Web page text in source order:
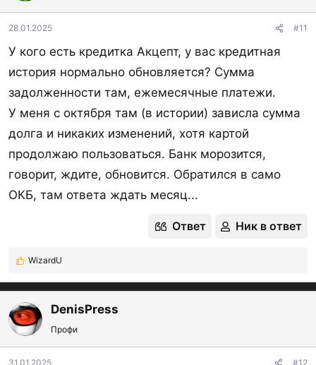
и
:
28.01.2025 #11
У кого есть кредитка Акцепт, у вас кредитная
история нормально обновляется? Сумма
задолженности там, ежемесячные платежи.
У меня с октября там (в истории) зависла сумма
долга и никаких изменений, хотя картой
продолжаю пользоваться. Банк морозится,
говорит, ждите, обновится. Обратился в само
ОКБ, там ответа ждать месяц...
Ответ Ник в ответ
Р
е
а
к
ц
и
и
:
WizardU
DenisPress
Профи
31.01.2025 #12